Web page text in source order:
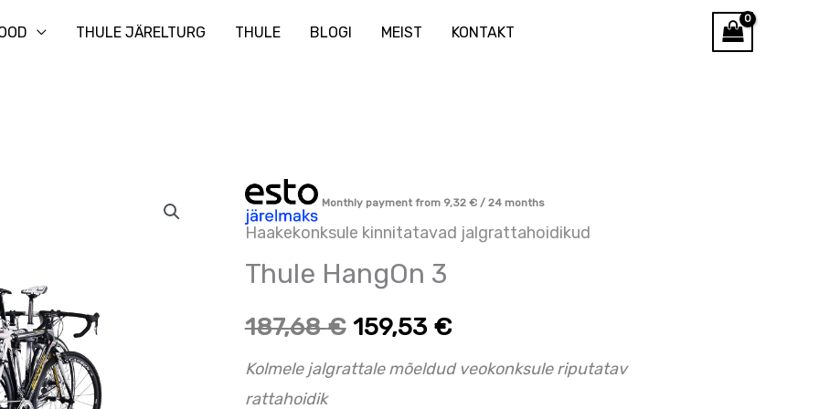
THULE JÄRELTURG THULE BLOGI MEIST KONTAKT
Monthly payment from 9,32 €/ 24 months
Haakekonksule kinnitatavad jalgrattahoidikud
Thule HangOn 3
Algne
hind
oli:
187,68 €.
187,68€
Praegune
hind
on:
187,68 €.
159,53 €
Kolmele jalgrattale mõeldud veokonksule riputatav
rattahoidik
Thule
HangOn
kogus